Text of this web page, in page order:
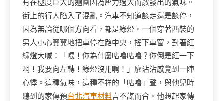
有在極度巨大的麵團因為壓力過大而散發出的氣味。
街上的行人陷入了混亂。汽車不知道該走還是該停，
因為無論從哪個方向看，都是綠燈。一個穿著西裝的
男人小心翼翼地把車停在路中央，搖下車窗，對著紅
綠燈大喊：「喂！你為什麼咕嚕咕嚕？你倒是紅一下
啊！我要向左轉！綠燈沒用啊！」廖沾沾感覺到一陣
心悸。這種氣味，這種不祥的「咕嚕」聲，與他兒時
聽到的家傳預台北汽車材料言不謀而合。他想起家傳